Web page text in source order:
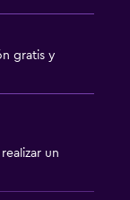
gratis y
un